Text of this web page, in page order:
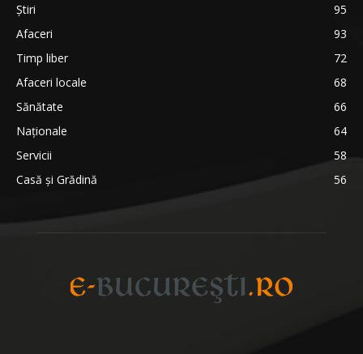
Știri
95
Afaceri
93
Timp liber
72
Afaceri locale
68
Sănătate
66
Naționale
64
Servicii
58
Casă și Grădină
56